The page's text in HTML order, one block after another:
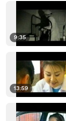
9:35
13:59